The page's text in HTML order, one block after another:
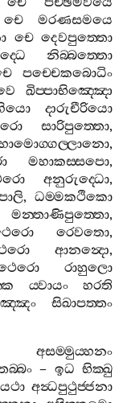
චෙ
මරණසමයෙ
චෙ දෙවපුත‍්තො
නිබ‍්බත‍්තො
පච‍්චෙකබොධිං
ඛිප‍්පාභිඤ‍්ඤො
දාරුචීරියො
සාරිපුත‍්තො,
,
මහාකස‍්සපො,
අනුරුද‍්ධො,
,ධම‍්මකථිකො
මන‍්තාණිපුත‍්තො,
රෙවතො,
ආනන්‍දො,
රාහුලො
ය‍්වායං
හරති
සිඛාපත‍්තං
අසම‍්මුය‍්හනං
– ඉධ භික‍්ඛු
යථා අන්‍ධපුථුජ‍්ජනා